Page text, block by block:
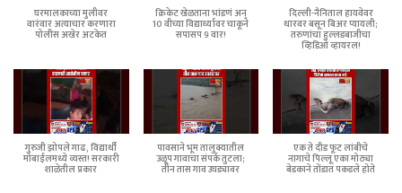
घरमालकाच्या मुलीवर
वारंवार अत्याचार करणारा
पोलीस अखेर अटकेत
क्रिकेट खेळताना भांडणं अन्
10 वीच्या विद्यार्थ्यावर चाकूने
सपासप 9 वार!
दिल्ली-नैनिताल हायवेवर
थारवर बसून बिअर प्यायली;
तरुणांचा हुल्लडबाजीचा
व्हिडिओ व्हायरल!
गुरुजी झोपले गाढ, विद्यार्थी
मोबाईलमध्ये व्यस्त! सरकारी
शाळेतील प्रकार
पावसाने भूम तालुक्यातील
उळूप गावाचा संपर्क तुटला;
तीन तास गाव उघड्यावर
एक ते दीड फूट लांबीचे
नागाचे पिल्लू एका मोठ्या
बेडकाने तोंडात पकडले होते